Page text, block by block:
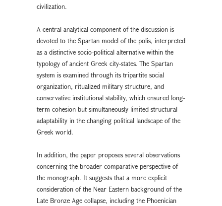
civilization.
A central analytical component of the discussion is
devoted to the Spartan model of the polis, interpreted
as a distinctive socio-political alternative within the
typology of ancient Greek city-states. The Spartan
system is examined through its tripartite social
organization, ritualized military structure, and
conservative institutional stability, which ensured long-
term cohesion but simultaneously limited structural
adaptability in the changing political landscape of the
Greek world.
In addition, the paper proposes several observations
concerning the broader comparative perspective of
the monograph. It suggests that a more explicit
consideration of the Near Eastern background of the
Late Bronze Age collapse, including the Phoenician